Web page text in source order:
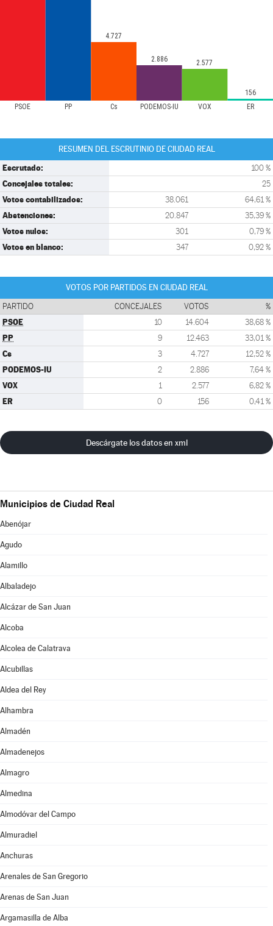
PSOE PP Cs PODEMOS-IU VOX ER
4.727
2.886 2.577
156
RESUMEN DEL ESCRUTINIO DE CIUDAD REAL
Escrutado: 100 %
Concejales totales: 25
Votos contabilizados: 38.061 64,61 %
Abstenciones: 20.847 35,39 %
Votos nulos: 301 0,79 %
Votos en blanco: 347 0,92 %
VOTOS POR PARTIDOS EN CIUDAD REAL
PARTIDO CONCEJALES VOTOS %
PSOE 10 14.604 38,68 %
PP 9 12.463 33,01 %
Cs 3 4.727 12,52 %
PODEMOS-IU 2 2.886 7,64 %
VOX 1 2.577 6,82 %
ER 0 156 0,41 %
Descárgate los datos en xml
Municipios de Ciudad Real
Abenójar
Agudo
Alamillo
Albaladejo
Alcázar de San Juan
Alcoba
Alcolea de Calatrava
Alcubillas
Aldea del Rey
Alhambra
Almadén
Almadenejos
Almagro
Almedina
Almodóvar del Campo
Almuradiel
Anchuras
Arenales de San Gregorio
Arenas de San Juan
Argamasilla de Alba